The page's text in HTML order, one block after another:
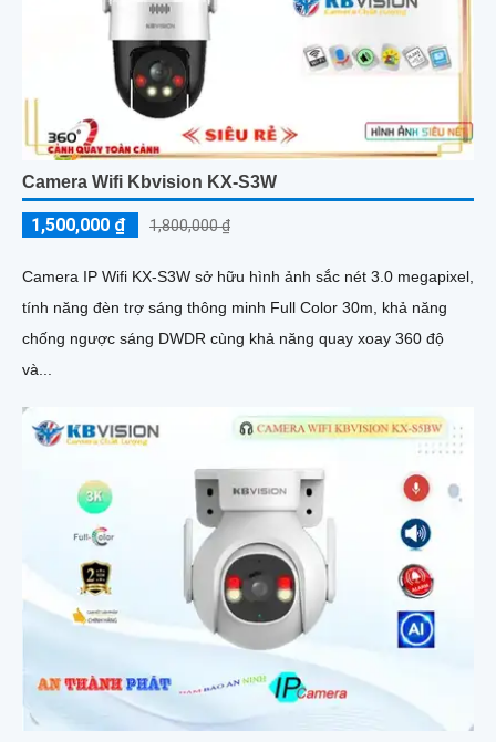
Camera Wifi Kbvision KX-S3W
1,500,000 ₫ 1,800,000 ₫
Camera IP Wifi KX-S3W sở hữu hình ảnh sắc nét 3.0 megapixel,
tính năng đèn trợ sáng thông minh Full Color 30m, khả năng
chống ngược sáng DWDR cùng khả năng quay xoay 360 độ
và...